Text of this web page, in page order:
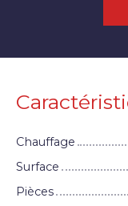
Chauffage
Surface
Pièces